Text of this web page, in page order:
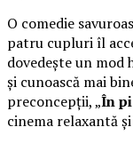
O comedie
patru cupluri îl
dovedește un
și cunoască mai
preconcepții, „În
cinema relaxantă